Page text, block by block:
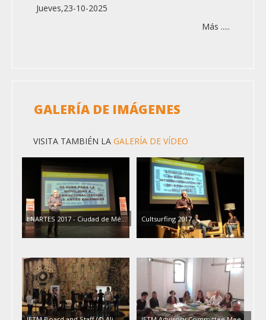
Jueves,23-10-2025
Más .....
GALERÍA DE IMÁGENES
VISITA TAMBIÉN LA GALERÍA DE VÍDEO
ENARTES 2017 - Ciudad de Mé... Cultsurfing 2017